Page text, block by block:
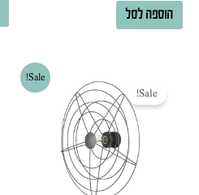
הוספה לסל
Sale!
Sale!
המקורי
היה:
₪3,500.00.
הנוכחי
הוא:
₪3,000.00.